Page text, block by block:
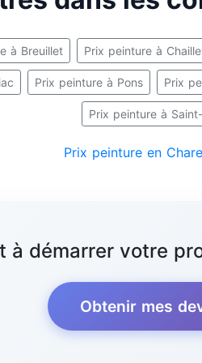
à Breuillet Prix peinture à
Prix peinture à Pons Prix
Prix peinture à
Prix peinture en
à démarrer votre
Obtenir mes